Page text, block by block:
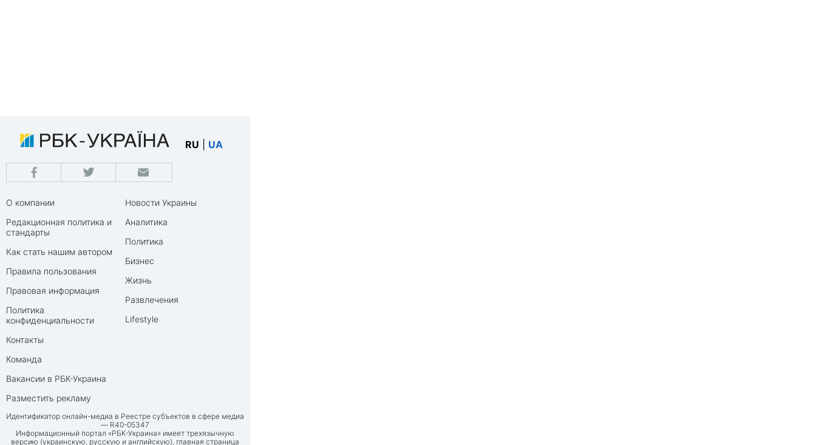
RU UA
О компании
Редакционная политика и
стандарты
Как стать нашим автором
Правила пользования
Правовая информация
Политика
конфиденциальности
Контакты
Команда
Вакансии в РБК-Украина
Разместить рекламу
Новости Украины
Аналитика
Политика
Бизнес
Жизнь
Развлечения
Lifestyle
Идентификатор онлайн-медиа в Реестре субъектов в сфере медиа
— R40-05347
Информационный портал «РБК-Украина» имеет трехязычную
версию (украинскую, русскую и английскую), главная страница